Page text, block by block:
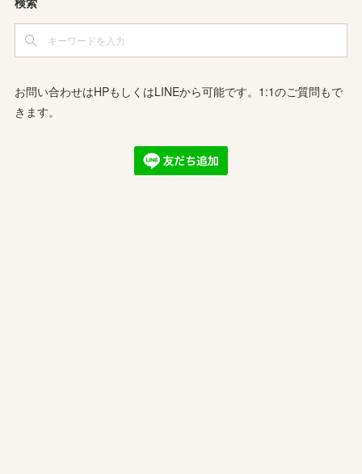
検索
お問い合わせはHPもしくはLINEから可能です。1:1のご質問もで
きます。